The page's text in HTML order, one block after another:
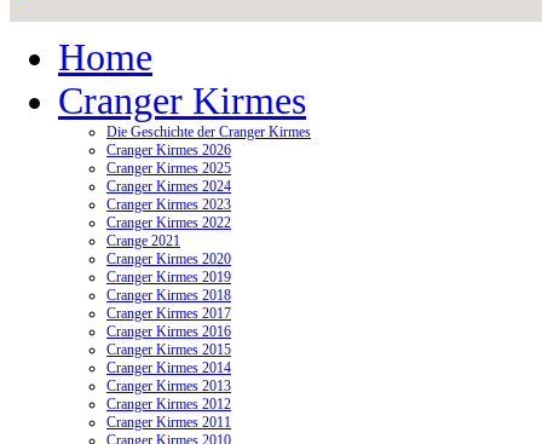
Home
Cranger Kirmes
Die Geschichte der Cranger Kirmes
Cranger Kirmes 2026
Cranger Kirmes 2025
Cranger Kirmes 2024
Cranger Kirmes 2023
Cranger Kirmes 2022
Crange 2021
Cranger Kirmes 2020
Cranger Kirmes 2019
Cranger Kirmes 2018
Cranger Kirmes 2017
Cranger Kirmes 2016
Cranger Kirmes 2015
Cranger Kirmes 2014
Cranger Kirmes 2013
Cranger Kirmes 2012
Cranger Kirmes 2011
Cranger Kirmes 2010